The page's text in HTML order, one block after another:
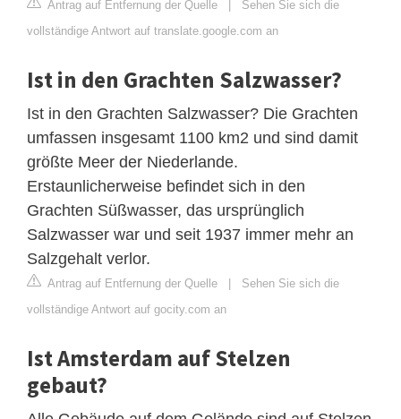
Antrag auf Entfernung der Quelle | Sehen Sie sich die
vollständige Antwort auf translate.google.com an
Ist in den Grachten Salzwasser?
Ist in den Grachten Salzwasser? Die Grachten
umfassen insgesamt 1100 km2 und sind damit
größte Meer der Niederlande.
Erstaunlicherweise befindet sich in den
Grachten Süßwasser, das ursprünglich
Salzwasser war und seit 1937 immer mehr an
Salzgehalt verlor.
Antrag auf Entfernung der Quelle | Sehen Sie sich die
vollständige Antwort auf gocity.com an
Ist Amsterdam auf Stelzen
gebaut?